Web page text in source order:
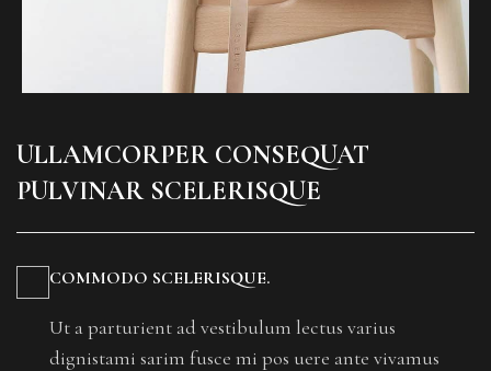
ULLAMCORPER CONSEQUAT
PULVINAR SCELERISQUE
COMMODO SCELERISQUE.
Ut a parturient ad vestibulum lectus varius
dignistami sarim fusce mi pos uere ante vivamus